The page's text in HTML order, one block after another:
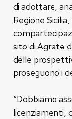
di adottare,
Regione
sito di Agrate
delle
proseguono i
“Dobbiamo
licenziamenti,